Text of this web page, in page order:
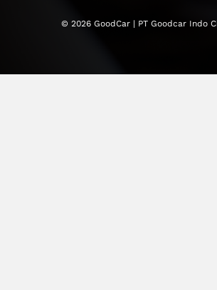
© 2026 GoodCar | PT Goodcar Indo